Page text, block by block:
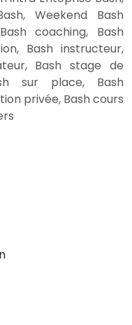
Weekend Bash
coaching, Bash
Bash instructeur,
Bash stage de
sur place, Bash
privée, Bash cours